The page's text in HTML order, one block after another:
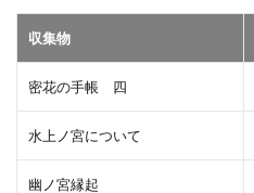
収集物
密花の手帳 四
水上ノ宮について
幽ノ宮縁起